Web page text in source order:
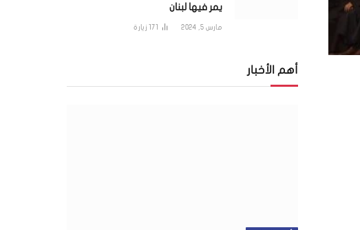
يمر فيها لبنان
مارس 5, 2024 171 زيارة
أهم الأخبار